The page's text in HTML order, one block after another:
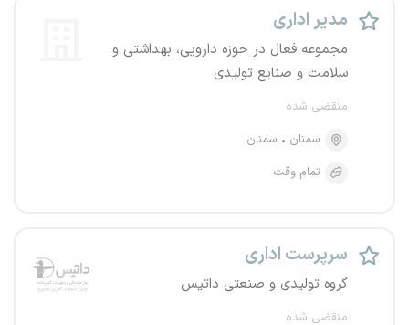
مدیر اداری
مجموعه فعال در حوزه دارویی، بهداشتی و
سلامت و صنایع تولیدی
منقضی شده
سمنان
سمنان
تمام وقت
سرپرست اداری
گروه تولیدی و صنعتی داتیس
منقضی شده